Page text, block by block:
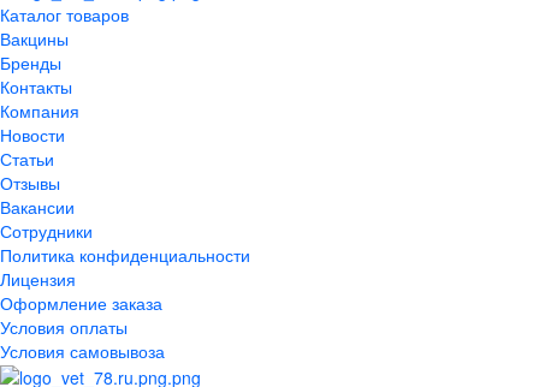
Каталог товаров
Вакцины
Бренды
Контакты
Компания
Новости
Статьи
Отзывы
Вакансии
Сотрудники
Политика конфиденциальности
Лицензия
Оформление заказа
Условия оплаты
Условия самовывоза